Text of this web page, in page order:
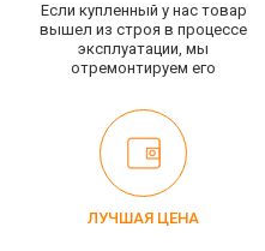
Если купленный у нас товар
вышел из строя в процессе
эксплуатации, мы
отремонтируем его
ЛУЧШАЯ ЦЕНА